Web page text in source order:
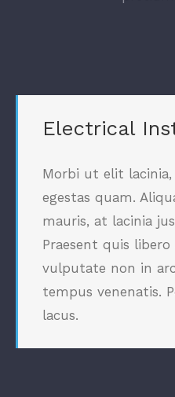
Electrical
Morbi ut elit
egestas quam.
mauris, at lacinia
Praesent quis
vulputate non in
tempus venenatis.
lacus.